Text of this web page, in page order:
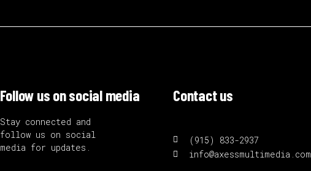
Follow us on social media
Stay connected and
follow us on social
media for updates.
Contact us
(915) 833-2937
info@axessmultimedia.com